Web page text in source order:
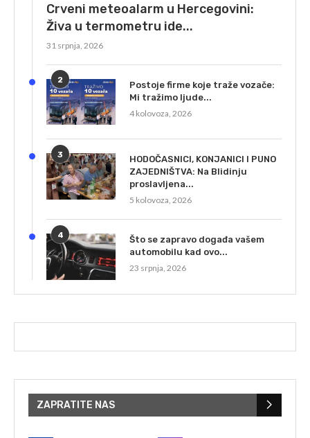
Crveni meteoalarm u Hercegovini:
Živa u termometru ide...
31 srpnja, 2026
2
Postoje firme koje traže vozače:
Mi tražimo ljude...
4 kolovoza, 2026
3
HODOČASNICI, KONJANICI I PUNO
ZAJEDNIŠTVA: Na Blidinju
proslavljena...
5 kolovoza, 2026
4
Što se zapravo događa vašem
automobilu kad ovo...
23 srpnja, 2026
ZAPRATITE NAS